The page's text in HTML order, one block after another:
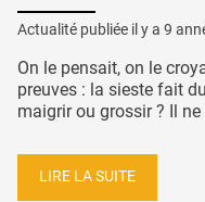
Actualité publiée il y a 9
On le pensait, on le
preuves : la sieste fait
maigrir ou grossir ? Il
LIRE LA SUITE